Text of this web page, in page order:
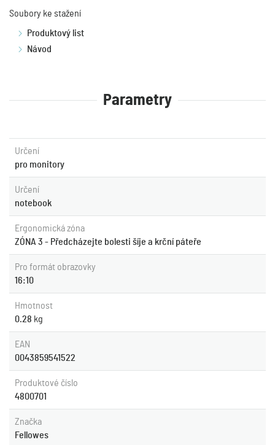
Soubory ke stažení
Produktový list
Návod
Parametry
Určení
pro monitory
Určení
notebook
Ergonomická zóna
ZÓNA 3 - Předcházejte bolesti šíje a krční páteře
Pro formát obrazovky
16:10
Hmotnost
0.28 kg
EAN
0043859541522
Produktové číslo
4800701
Značka
Fellowes